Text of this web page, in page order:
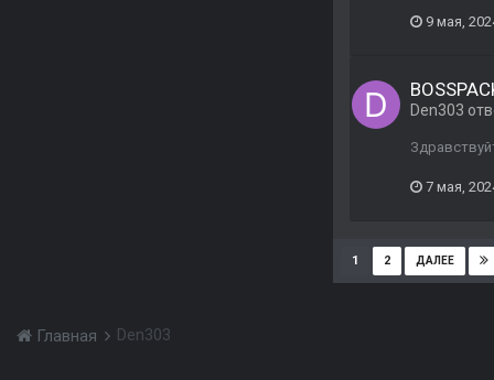
9 мая,
Den303
7 мая,
1 2 ДАЛЕЕ
Главная Den303